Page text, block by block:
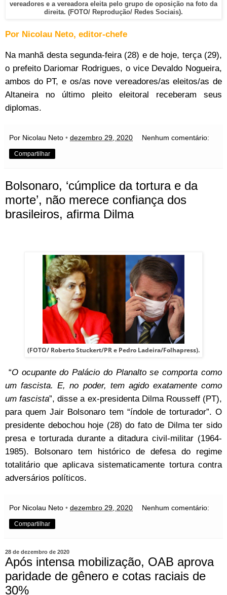
vereadores e a vereadora eleita pelo grupo de oposição na foto da
direita. (FOTO/ Reprodução/ Redes Sociais).
Por Nicolau Neto, editor-chefe
Na manhã desta segunda-feira (28) e de hoje, terça (29),
o prefeito Dariomar Rodrigues, o vice Devaldo Nogueira,
ambos do PT, e os/as nove vereadores/as eleitos/as de
Altaneira no último pleito eleitoral receberam seus
diplomas.
Por Nicolau Neto • dezembro 29, 2020 Nenhum comentário:
Compartilhar
Bolsonaro, ‘cúmplice da tortura e da
morte’, não merece confiança dos
brasileiros, afirma Dilma
(FOTO/ Roberto Stuckert/PR e Pedro Ladeira/Folhapress).
“O ocupante do Palácio do Planalto se comporta como
um fascista. E, no poder, tem agido exatamente como
um fascista”, disse a ex-presidenta Dilma Rousseff (PT),
para quem Jair Bolsonaro tem “índole de torturador”. O
presidente debochou hoje (28) do fato de Dilma ter sido
presa e torturada durante a ditadura civil-militar (1964-
1985). Bolsonaro tem histórico de defesa do regime
totalitário que aplicava sistematicamente tortura contra
adversários políticos.
Por Nicolau Neto • dezembro 29, 2020 Nenhum comentário:
Compartilhar
28 de dezembro de 2020
Após intensa mobilização, OAB aprova
paridade de gênero e cotas raciais de
30%